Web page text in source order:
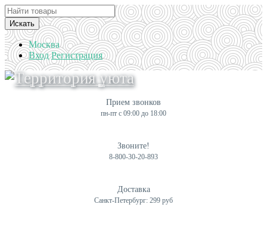
Искать
Москва
Вход Регистрация
Прием звонков
пн-пт с 09:00 до 18:00
Звоните!
8-800-30-20-893
Доставка
Санкт-Петербург: 299 руб